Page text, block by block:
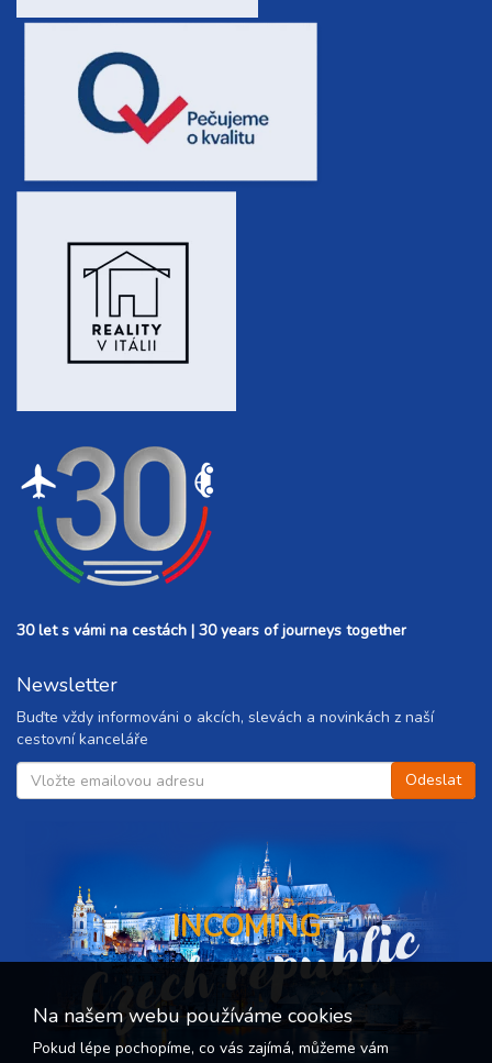
30 let s vámi na cestách | 30 years of journeys together
Newsletter
Buďte vždy informováni o akcích, slevách a novinkách z naší
cestovní kanceláře
INCOMING
Czech republic
Na našem webu používáme cookies
Pokud lépe pochopíme, co vás zajímá, můžeme vám